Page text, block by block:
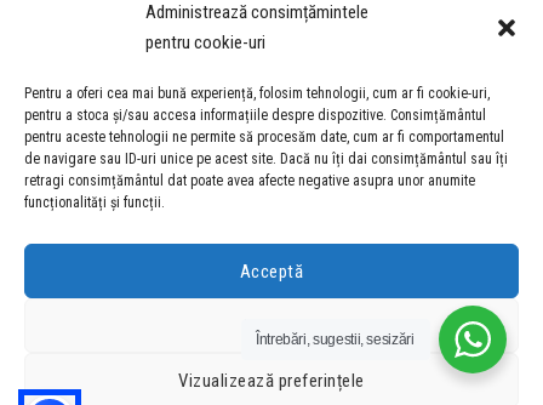
Administrează consimțămintele
pentru cookie-uri
Pentru a oferi cea mai bună experiență, folosim tehnologii, cum ar fi cookie-uri,
pentru a stoca și/sau accesa informațiile despre dispozitive. Consimțământul
pentru aceste tehnologii ne permite să procesăm date, cum ar fi comportamentul
de navigare sau ID-uri unice pe acest site. Dacă nu îți dai consimțământul sau îți
retragi consimțământul dat poate avea afecte negative asupra unor anumite
funcționalități și funcții.
Acceptă
Refuză
Vizualizează preferințele
F
a
c
e
b
o
k
Y
u
t
u
b
I
s
t
a
g
a
ACCES NEVĂZĂTORI
Descărcați programul NonVisual Desktop Acces, care oferă
persoanelor cu dizabilități vizuale posibilitatea de a consulta site-ul
COPYRIGHT © 2026 ŞCOALA GIMNAZIALĂ “LUCIAN GRIGORESCU” MEDGIDIA
DEZVOLTAT DE SURFVERSE
Întrebări, sugestii, sesizări